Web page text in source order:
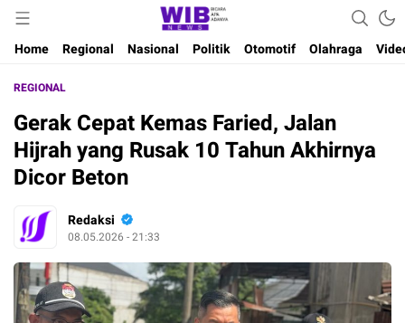
Wibnews
Waktu Indonesia Bicara
Home
Regional Nasional Politik Otomotif Olahraga
REGIONAL
Gerak Cepat Kemas Faried, Jalan
Hijrah yang Rusak 10 Tahun Akhirnya
Dicor Beton
Redaksi
08.05.2026 - 21:33